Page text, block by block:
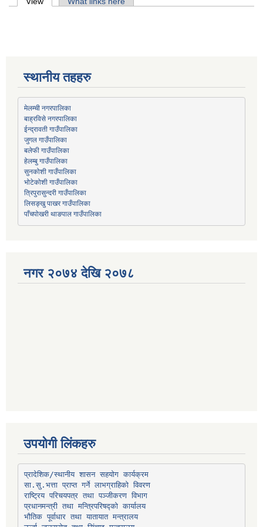
Primary tabs
स्थानीय तहहरु
मेलम्ची नगरपालिका
बाह्रविसे नगरपालिका
ईन्द्रावती गाउँपालिका
जुगल गाउँपालिका
बलेफी गाउँपालिका
हेलम्बु गाउँपालिका
सुनकोशी गाउँपालिका
भोटेकोशी गाउँपालिका
त्रिपुरासुन्दरी गाउँपालिका
लिसङ्खु पाखर गाउँपालिका
पाँचपोखरी थाङपाल गाउँपालिका
नगर २०७४ देखि २०७८
उपयोगी लिंकहरु
प्रादेशिक/स्थानीय शासन सहयोग कार्यक्रम
सा.सु.भत्ता प्राप्त गर्ने लाभग्राहिको विवरण
राष्ट्रिय परिचयपत्र तथा पञ्‍जीकरण विभाग
प्रधानमन्त्री तथा मन्त्रिपरिषद्को कार्यालय
भौतिक पूर्वाधार तथा यातायात मन्त्रालय